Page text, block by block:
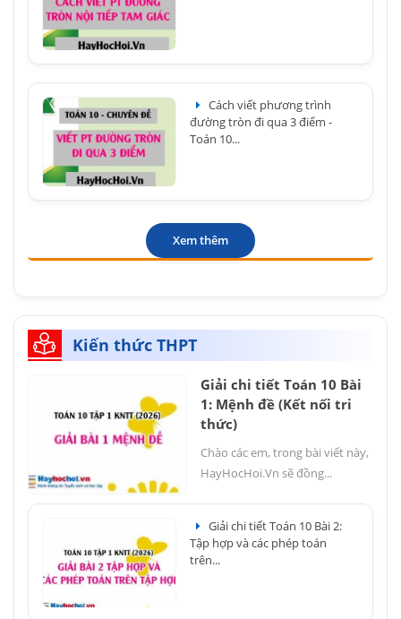
Cách viết phương trình
đường tròn đi qua 3 điểm -
Toán 10...
Xem thêm
Kiến thức THPT
Giải chi tiết Toán 10 Bài
1: Mệnh đề (Kết nối tri
thức)
Chào các em, trong bài viết này,
HayHocHoi.Vn sẽ đồng...
Giải chi tiết Toán 10 Bài 2:
Tập hợp và các phép toán
trên...